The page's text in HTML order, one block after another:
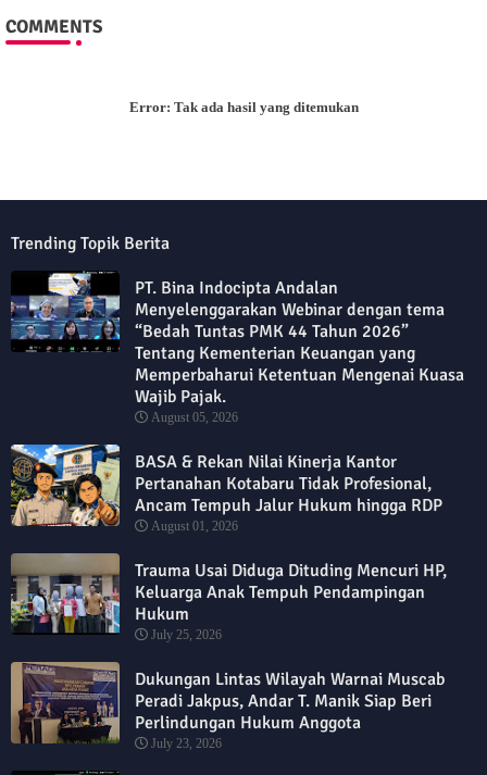
COMMENTS
Error: Tak ada hasil yang ditemukan
Trending Topik Berita
PT. Bina Indocipta Andalan
Menyelenggarakan Webinar dengan tema
“Bedah Tuntas PMK 44 Tahun 2026”
Tentang Kementerian Keuangan yang
Memperbaharui Ketentuan Mengenai Kuasa
Wajib Pajak.
August 05, 2026
BASA & Rekan Nilai Kinerja Kantor
Pertanahan Kotabaru Tidak Profesional,
Ancam Tempuh Jalur Hukum hingga RDP
August 01, 2026
Trauma Usai Diduga Dituding Mencuri HP,
Keluarga Anak Tempuh Pendampingan
Hukum
July 25, 2026
Dukungan Lintas Wilayah Warnai Muscab
Peradi Jakpus, Andar T. Manik Siap Beri
Perlindungan Hukum Anggota
July 23, 2026